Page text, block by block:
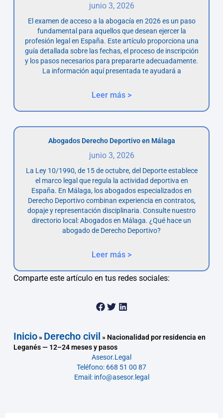
junio 3, 2026
El examen de acceso a la abogacía en 2026 es un paso
fundamental para aquellos que desean ejercer la
profesión legal en España. Este artículo proporciona una
guía detallada sobre las fechas, el proceso de inscripción
y los pasos necesarios para prepararte adecuadamente.
La información aquí presentada te ayudará a
Leer más >
Abogados Derecho Deportivo en Málaga
junio 3, 2026
La Ley 10/1990, de 15 de octubre, del Deporte establece
el marco legal que regula la actividad deportiva en
España. En Málaga, los abogados especializados en
Derecho Deportivo combinan experiencia en contratos,
dopaje y representación disciplinaria. Consulte nuestro
directorio local: Abogados en Málaga. ¿Qué hace un
abogado de Derecho Deportivo?
Leer más >
Comparte este artículo en tus redes sociales:
Inicio» Derecho civil » Nacionalidad por residencia en
Leganés — 12–24 meses y pasos
Asesor.Legal
Teléfono: 668 51 00 87
Email: info@asesor.legal